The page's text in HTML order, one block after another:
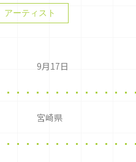
アーティスト
9月17日
宮崎県